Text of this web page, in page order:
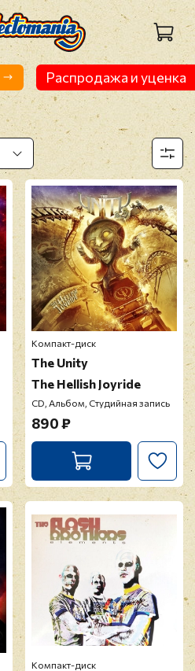
Распродажа и уценка
Компакт-диск
The Unity
The Hellish Joyride
CD, Альбом, Студийная запись
890 ₽
Компакт-диск